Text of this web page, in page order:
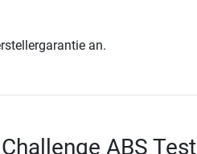
an.
ABS Test